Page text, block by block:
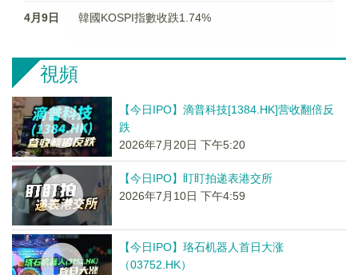
4月9日 韓國KOSPI指數收跌1.74%
視頻
【今日IPO】滴普科技[1384.HK]营收翻倍反
跌
2026年7月20日 下午5:20
【今日IPO】盯盯拍递表港交所
2026年7月10日 下午4:59
【今日IPO】珞石机器人首日大涨
（03752.HK）